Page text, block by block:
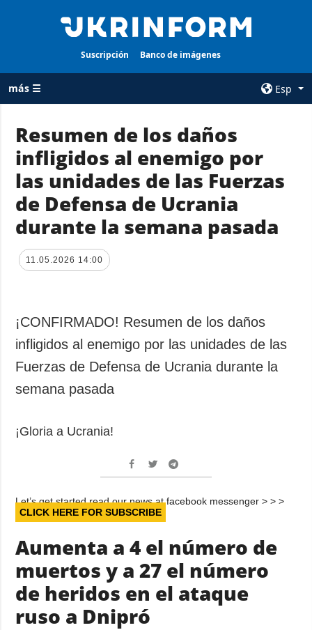
Suscripción Banco de imágenes
más ☰
Esp
TODAS LAS
CATEGORÍAS
Guerra
Reconstrucción
de Ucrania
Política
Economía
Sociedad y
AGENCIA
sobre la agencia
contacto
condiciones de
suscripción
datos personales
Entrevistas
Video
Releases
imágenes
Resumen de los daños
infligidos al enemigo por
las unidades de las Fuerzas
de Defensa de Ucrania
durante la semana pasada
11.05.2026 14:00
¡CONFIRMADO! Resumen de los daños
infligidos al enemigo por las unidades de las
Fuerzas de Defensa de Ucrania durante la
semana pasada
¡Gloria a Ucrania!
Let’s get started read our news at facebook messenger > > >
CLICK HERE FOR SUBSCRIBE
Aumenta a 4 el número de
muertos y a 27 el número
de heridos en el ataque
ruso a Dnipró